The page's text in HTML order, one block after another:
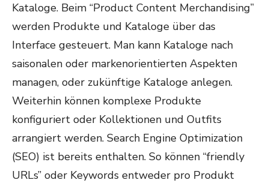
Kataloge. Beim “Product Content Merchandising”
werden Produkte und Kataloge über das
Interface gesteuert. Man kann Kataloge nach
saisonalen oder markenorientierten Aspekten
managen, oder zukünftige Kataloge anlegen.
Weiterhin können komplexe Produkte
konfiguriert oder Kollektionen und Outfits
arrangiert werden. Search Engine Optimization
(SEO) ist bereits enthalten. So können “friendly
URLs” oder Keywords entweder pro Produkt